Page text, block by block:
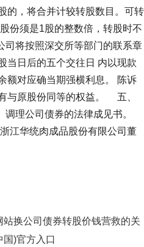
的，将合并计较转股数目。可转
份须是1股的整数倍，转股时不
司将按照深交所等部门的联系章
当日后的五个交往日 内以现款
额对应确当期强横利息。 陈诉
与原股份同等的权益。 五、
调理公司债券的法律成见书。
成品股份有限公司董
换公司债券转股价钱营救的关
国)官方入口